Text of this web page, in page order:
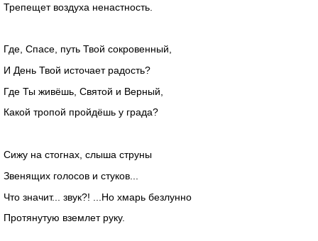
Трепещет воздуха ненастность.
Где, Спасе, путь Твой сокровенный,
И День Твой источает радость?
Где Ты живёшь, Святой и Верный,
Какой тропой пройдёшь у града?
Сижу на стогнах, слыша струны
Звенящих голосов и стуков...
Что значит... звук?! ...Но хмарь безлунно
Протянутую вземлет руку.